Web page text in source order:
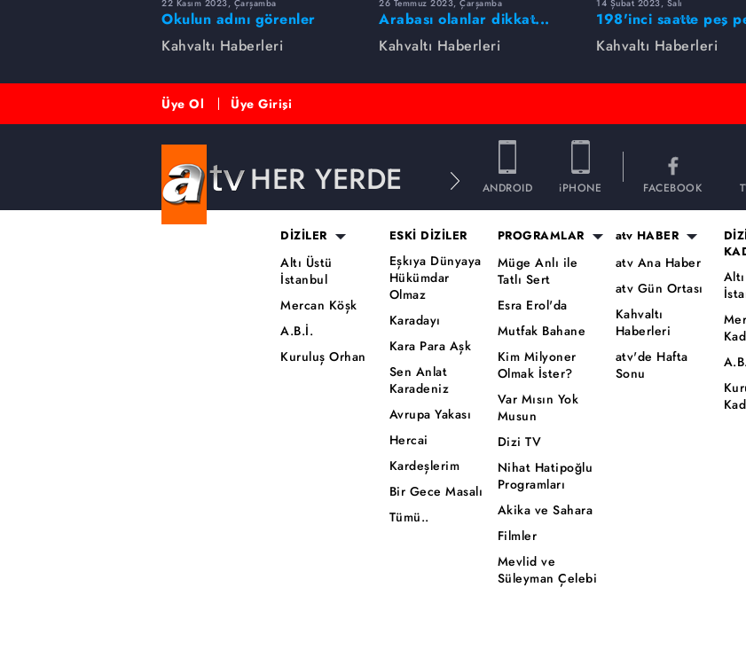
22 Kasım 2023, Çarşamba
Okulun adını görenler
şaşkına döndü. Lionel Messi
İlkokulu
Kahvaltı Haberleri
26 Temmuz 2023, Çarşamba
Arabası olanlar dikkat...
Sakın bu hataya düşmeyin
Kahvaltı Haberleri
14 Şubat 2023, Salı
198'inci saatte peş
mucizeler...
Kahvaltı Haberleri
Üye Ol Üye Girişi
HER YERDE ANDROID iPHONE FACEBOOK
DİZİLER
Altı Üstü
İstanbul
Mercan Köşk
A.B.İ.
Kuruluş Orhan
ESKİ DİZİLER
Eşkıya Dünyaya
Hükümdar
Olmaz
Karadayı
Kara Para Aşk
Sen Anlat
Karadeniz
Avrupa Yakası
Hercai
Kardeşlerim
Bir Gece Masalı
Tümü..
PROGRAMLAR
Müge Anlı ile
Tatlı Sert
Esra Erol'da
Mutfak Bahane
Kim Milyoner
Olmak İster?
Var Mısın Yok
Musun
Dizi TV
Nihat Hatipoğlu
Programları
Akika ve Sahara
Filmler
Mevlid ve
Süleyman Çelebi
atv HABER
atv Ana Haber
atv Gün Ortası
Kahvaltı
Haberleri
atv'de Hafta
Sonu